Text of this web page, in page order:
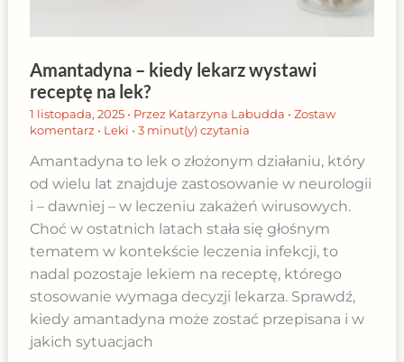
Amantadyna – kiedy lekarz wystawi
receptę na lek?
1 listopada, 2025 • Przez Katarzyna Labudda • Zostaw
komentarz • Leki • 3 minut(y) czytania
Amantadyna to lek o złożonym działaniu, który
od wielu lat znajduje zastosowanie w neurologii
i – dawniej – w leczeniu zakażeń wirusowych.
Choć w ostatnich latach stała się głośnym
tematem w kontekście leczenia infekcji, to
nadal pozostaje lekiem na receptę, którego
stosowanie wymaga decyzji lekarza. Sprawdź,
kiedy amantadyna może zostać przepisana i w
jakich sytuacjach